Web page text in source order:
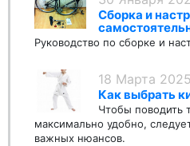
Сборка и
Руководство по сборке и
18 Марта 2025
Как выбрать
Чтобы поводить
максимально удобно,
важных нюансов.